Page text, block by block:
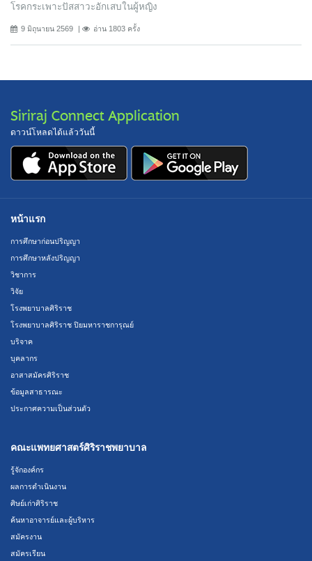
โรคกระเพาะปัสสาวะอักเสบในผู้หญิง
9 มิถุนายน 2569 อ่าน 1803 ครั้ง
Siriraj Connect Application
ดาวน์โหลดได้แล้ววันนี้
หน้าแรก
การศึกษาก่อนปริญญา
การศึกษาหลังปริญญา
วิชาการ
วิจัย
โรงพยาบาลศิริราช
โรงพยาบาลศิริราช ปิยมหาราชการุณย์
บริจาค
บุคลากร
อาสาสมัครศิริราช
ข้อมูลสาธารณะ
ประกาศความเป็นส่วนตัว
คณะแพทยศาสตร์ศิริราชพยาบาล
รู้จักองค์กร
ผลการดำเนินงาน
ศิษย์เก่าศิริราช
ค้นหาอาจารย์และผู้บริหาร
สมัครงาน
สมัครเรียน